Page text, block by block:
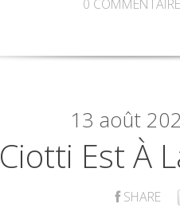
0 COMMENTAIRE
13 août
Ciotti Est À
SHARE